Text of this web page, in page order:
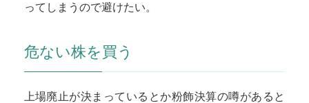
ってしまうので避けたい。
危ない株を買う
上場廃止が決まっているとか粉飾決算の噂があると